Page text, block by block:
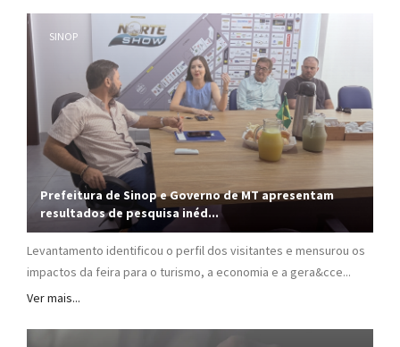
SINOP
Prefeitura de Sinop e Governo de MT apresentam
resultados de pesquisa inéd...
Levantamento identificou o perfil dos visitantes e mensurou os
impactos da feira para o turismo, a economia e a gera&cce...
Ver mais...